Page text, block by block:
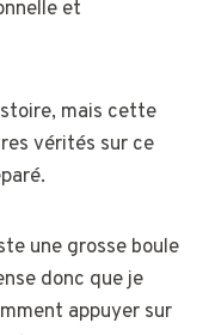
et
mais cette
vérités sur ce
une grosse boule
donc que je
appuyer sur